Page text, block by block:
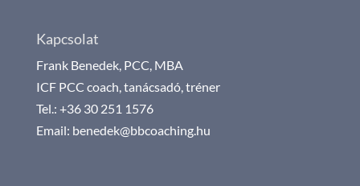
Kapcsolat
Frank Benedek, PCC, MBA
ICF PCC coach, tanácsadó, tréner
Tel.: +36 30 251 1576
Email: benedek@bbcoaching.hu